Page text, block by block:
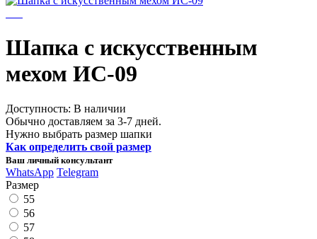
Шапка с искусственным
мехом ИС-09
Доступность: В наличии
Обычно доставляем за 3-7 дней.
Нужно выбрать размер шапки
Как определить свой размер
Ваш личный консультант
WhatsApp Telegram
Размер
55
56
57